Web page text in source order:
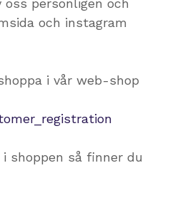
oss personligen och
och instagram
i vår web-shop
shoppen så finner du